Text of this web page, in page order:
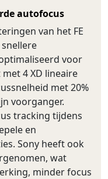
autofocus
van het FE
voor
4 XD lineaire
met 20%
voorganger.
tracking tijdens
en
Sony heeft ook
wat
minder focus